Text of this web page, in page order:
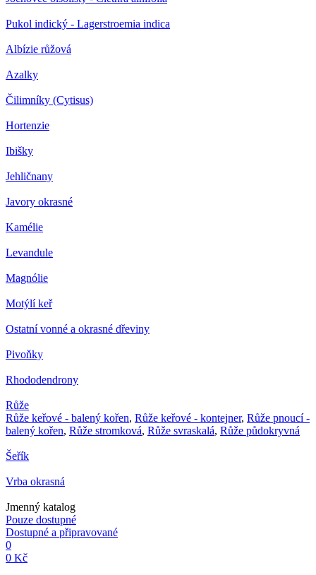
Pukol indický - Lagerstroemia indica
Albízie růžová
Azalky
Čilimníky (Cytisus)
Hortenzie
Ibišky
Jehličnany
Javory okrasné
Kamélie
Levandule
Magnólie
Motýlí keř
Ostatní vonné a okrasné dřeviny
Pivoňky
Rhododendrony
Růže
Růže keřové - balený kořen, Růže keřové - kontejner, Růže pnoucí -
balený kořen, Růže stromková, Růže svraskalá, Růže půdokryvná
Šeřík
Vrba okrasná
Jmenný katalog
Pouze dostupné
Dostupné a připravované
0
0 Kč